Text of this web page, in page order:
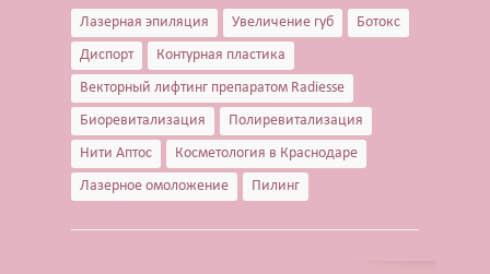
Лазерная эпиляция Увеличение губ
Ботокс
Диспорт
Контурная пластика
Векторный лифтинг препаратом Radiesse
Биоревитализация
Полиревитализация
Нити Аптос
Косметология в Краснодаре
Лазерное омоложение
Пилинг